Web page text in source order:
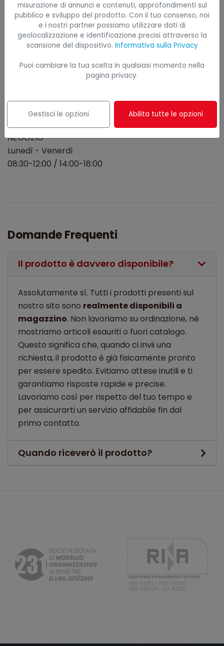
Sede principale
Via G. Galilei, 2/I
35030 Caselle di Selvazzano (PD)
Lunedì - Venerdì
08:30-12:30 / 14:00-18:00
NEGOZIO
Lunedì - Venerdì
08:30-12:00 / 14:00-18:00
Domande Frequenti
Il prodotto è davvero disponibile?
Assolutamente sì. Tutti i prodotti presenti sul
nostro sito sono realmente disponibili a
magazzino. Non lavoriamo su ordinazione, né
mostriamo articoli esauriti o fuori catalogo.
Questo significa che, quando ci invii una
richiesta, il prodotto è già fisicamente pronto
per essere spedito. Evitiamo attese inutili e ti
garantiamo risposte rapide e precise.
Lavoriamo così per rispetto del tuo tempo e
per assicurarti un servizio affidabile fin dal
primo contatto.
Quando riceverò il prodotto?
misurazione di annunci e contenuti, approfondimenti sul
pubblico e sviluppo del prodotto. Con il tuo consenso, noi
e i nostri partner possiamo utilizzare dati di
geolocalizzazione e identificazione precisi attraverso la
scansione del dispositivo. Informativa sulla Privacy
Puoi cambiare la tua scelta in qualsiasi momento nella
pagina privacy.
Gestisci le opzioni Abilita tutte le opzioni